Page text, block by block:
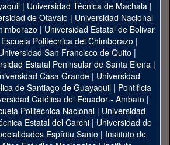
| Universidad Técnica de Machala|
de Otavalo | Universidad Nacional
| Universidad Estatal de Bolivar
Escuela Politécnica del Chimborazo |
San Francisco de Quito |
Estatal Peninsular de Santa Elena|
Casa Grande | Universidad
de Santiago de Guayaquil| Pontificia
Católica del Ecuador - Ambato |
Politécnica Nacional| Universidad
Estatal del Carchi| Universidad de
Espíritu Santo | Instituto de